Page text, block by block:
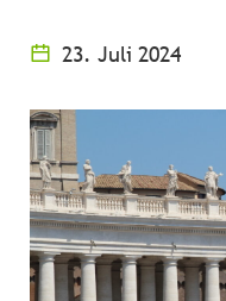
23. Juli 2024